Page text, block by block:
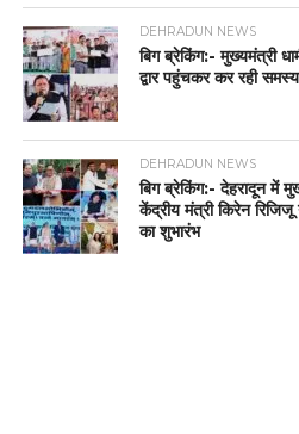
DEHRADUN NEWS
बिग ब्रेकिंग:- मुख्यमंत्री
द्वार पहुंचकर कर रही
DEHRADUN NEWS
बिग ब्रेकिंग:- देहरादून में
केंद्रीय मंत्री किरेन रिजिजू
का शुभारंभ